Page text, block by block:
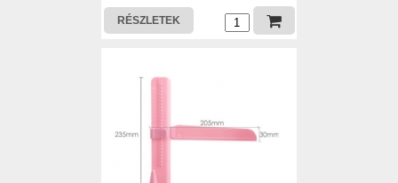
RÉSZLETEK